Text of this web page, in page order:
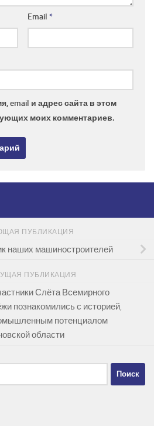
Email *
email и адрес сайта в этом
моих комментариев.
ПУБЛИКАЦИЯ
наших машиностроителей
ПУБЛИКАЦИЯ
Слёта Всемирного
познакомились с историей,
потенциалом
области